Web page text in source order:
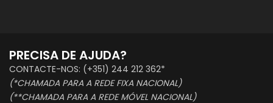
PRECISA DE AJUDA?
CONTACTE-NOS: (+351) 244 212 362*
(*CHAMADA PARA A REDE FIXA NACIONAL)
(**CHAMADA PARA A REDE MÓVEL NACIONAL)